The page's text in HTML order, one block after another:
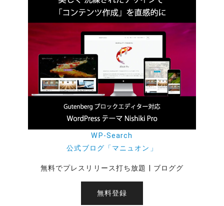
WP-Search
公式ブログ「マニュオン」
無料でプレスリリース打ち放題 | ブロググ
無料登録